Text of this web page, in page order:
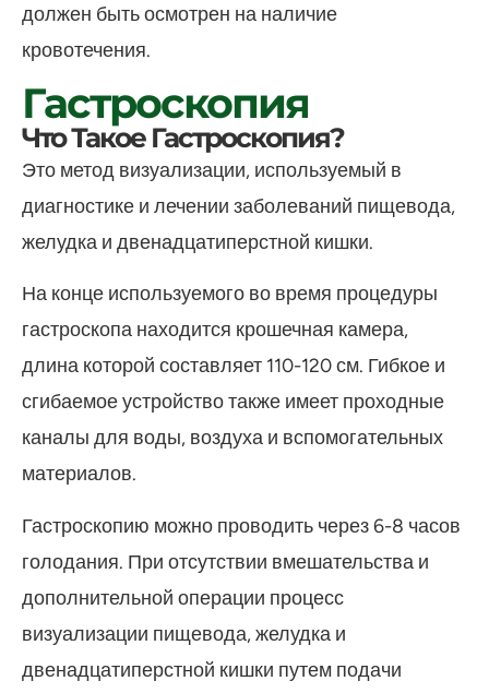
должен быть осмотрен на наличие
кровотечения.
Гастроскопия
Что Такое Гастроскопия?
Это метод визуализации, используемый в
диагностике и лечении заболеваний пищевода,
желудка и двенадцатиперстной кишки.
На конце используемого во время процедуры
гастроскопа находится крошечная камера,
длина которой составляет 110-120 см. Гибкое и
сгибаемое устройство также имеет проходные
каналы для воды, воздуха и вспомогательных
материалов.
Гастроскопию можно проводить через 6-8 часов
голодания. При отсутствии вмешательства и
дополнительной операции процесс
визуализации пищевода, желудка и
двенадцатиперстной кишки путем подачи